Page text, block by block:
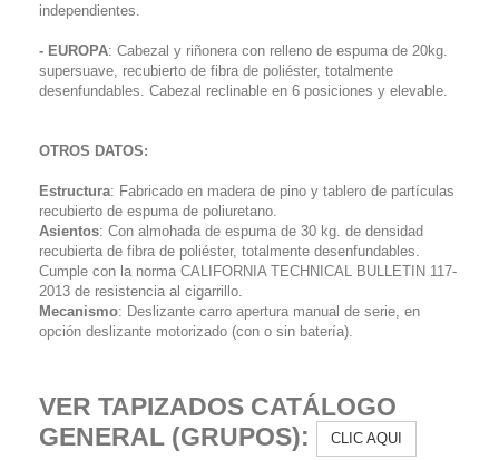
independientes.
- EUROPA: Cabezal y riñonera con relleno de espuma de 20kg.
supersuave, recubierto de fibra de poliéster, totalmente
desenfundables. Cabezal reclinable en 6 posiciones y elevable.
OTROS DATOS:
Estructura: Fabricado en madera de pino y tablero de partículas
recubierto de espuma de poliuretano.
Asientos: Con almohada de espuma de 30 kg. de densidad
recubierta de fibra de poliéster, totalmente desenfundables.
Cumple con la norma CALIFORNIA TECHNICAL BULLETIN 117-
2013 de resistencia al cigarrillo.
Mecanismo: Deslizante carro apertura manual de serie, en
opción deslizante motorizado (con o sin batería).
VER TAPIZADOS CATÁLOGO
GENERAL (GRUPOS):
CLIC AQUI